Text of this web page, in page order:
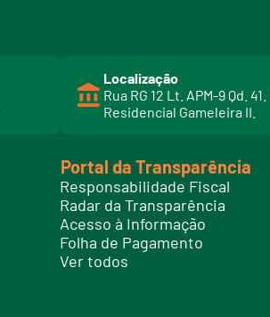
Localização
Rua RG 12 Lt. APM-9 Qd. 41.
Residencial Gameleira II.
Portal da Transparência
Responsabilidade Fiscal
Radar da Transparência
Acesso à Informação
Folha de Pagamento
Ver todos